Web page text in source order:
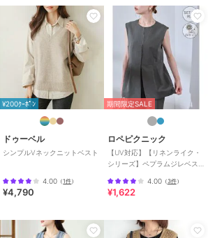
/洗える/パーティー・結婚式・
/セレモニー・入学式・卒
レギュラー丈(トップス)
ベスト・ジレ
ナイロン
ニット素材
ル素材/レーヨン素材 無地/
ノースリーブ/LL･13号以上あり
/パーティー・結婚式・
業式
レギュラー丈(トップス)
¥200ｸｰﾎﾟﾝ
ドゥーベル
シンプルVネックニットベスト
4.00 （1件）
¥4,790
期間限定SALE
ロペピクニック
【UV対応】【リネンライク・
シリーズ】ペプラムジレベス
4.00（3件）
¥1,622